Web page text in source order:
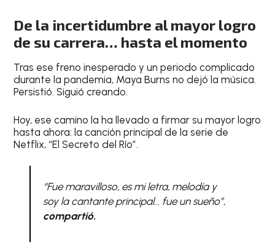
De la incertidumbre al mayor logro
de su carrera… hasta el momento
Tras ese freno inesperado y un periodo complicado
durante la pandemia, Maya Burns no dejó la música.
Persistió. Siguió creando.
Hoy, ese camino la ha llevado a firmar su mayor logro
hasta ahora: la canción principal de la serie de
Netflix, “El Secreto del Río”.
“Fue maravilloso, es mi letra, melodía y
soy la cantante principal… fue un sueño”,
compartió.